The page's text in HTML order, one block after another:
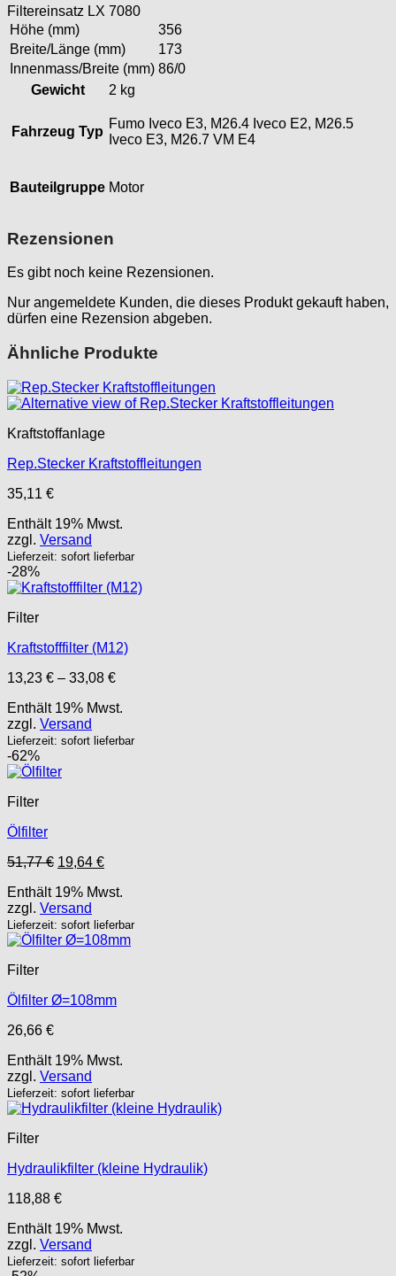
Filtereinsatz LX 7080
Höhe (mm)
356
Breite/Länge (mm)
173
Innenmass/Breite (mm) 86/0
Gewicht
2 kg
Fahrzeug Typ
Fumo Iveco E3, M26.4 Iveco E2, M26.5
Iveco E3, M26.7 VM E4
Bauteilgruppe Motor
Rezensionen
Es gibt noch keine Rezensionen.
Nur angemeldete Kunden, die dieses Produkt gekauft haben,
dürfen eine Rezension abgeben.
Ähnliche Produkte
Kraftstoffanlage
Rep.Stecker Kraftstoffleitungen
35,11 €
Enthält 19% Mwst.
zzgl. Versand
Lieferzeit: sofort lieferbar
-28%
Filter
Kraftstofffilter (M12)
13,23 € – 33,08 €Preisspanne:
bis
Enthält 19% Mwst.
zzgl. Versand
Lieferzeit: sofort lieferbar
-62%
Filter
Ölfilter
51,77€ Ursprünglicher
war:
51,77 €
19,64 €Aktueller
ist:
Enthält 19% Mwst.
zzgl. Versand
Lieferzeit: sofort lieferbar
Filter
Ölfilter Ø=108mm
26,66 €
Enthält 19% Mwst.
zzgl. Versand
Lieferzeit: sofort lieferbar
Filter
Hydraulikfilter (kleine Hydraulik)
118,88 €
Enthält 19% Mwst.
zzgl. Versand
Lieferzeit: sofort lieferbar